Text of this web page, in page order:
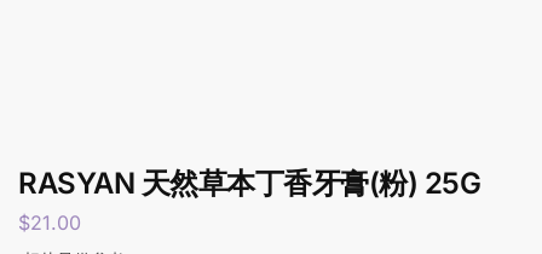
RASYAN 天然草本丁香牙膏(粉) 25G
$21.00